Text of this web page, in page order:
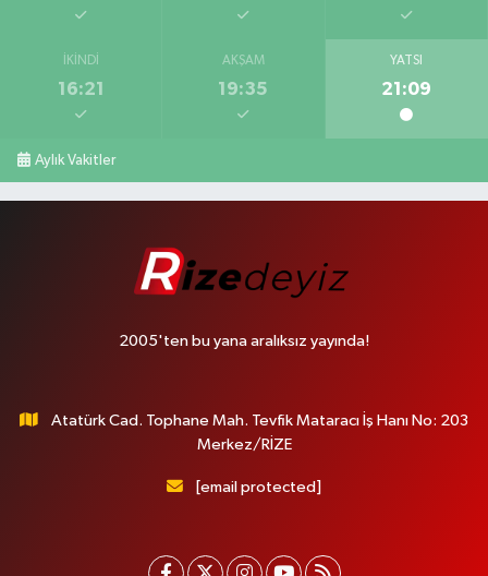
İKINDI
16:21
AKŞAM
19:35
YATSI
21:09
Aylık Vakitler
2005'ten bu yana aralıksız yayında!
Atatürk Cad. Tophane Mah. Tevfik Mataracı İş Hanı No: 203
Merkez/RİZE
[email protected]